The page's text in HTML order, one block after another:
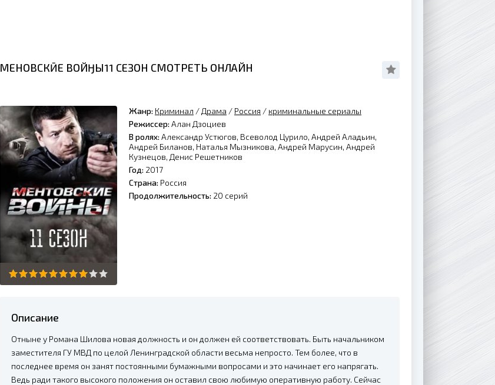
МЕНҬОВСКӢЕ ВОЙӇЫ11 СЕЗОН СМОТРЕТЬ ОНЛАЙН
Жанр: Криминал / Драма / Россия / криминальные сериалы
Режиссер: Алан Дзоциев
В ролях: Александр Устюгов, Всеволод Цурило, Андрей Аладьин,
Андрей Биланов, Наталья Мызникова, Андрей Марусин, Андрей
Кузнецов, Денис Решетников
Год: 2017
Страна: Россия
Продолжительность: 20 серий
Описание
Отныне у Романа Шилова новая должность и он должен ей соответствовать. Быть начальником
заместителя ГУ МВД по целой Ленинградской области весьма непросто. Тем более, что в
последнее время он занят постоянными бумажными вопросами и это начинает его напрягать.
Ведь ради такого высокого положения он оставил свою любимую оперативную работу. Сейчас